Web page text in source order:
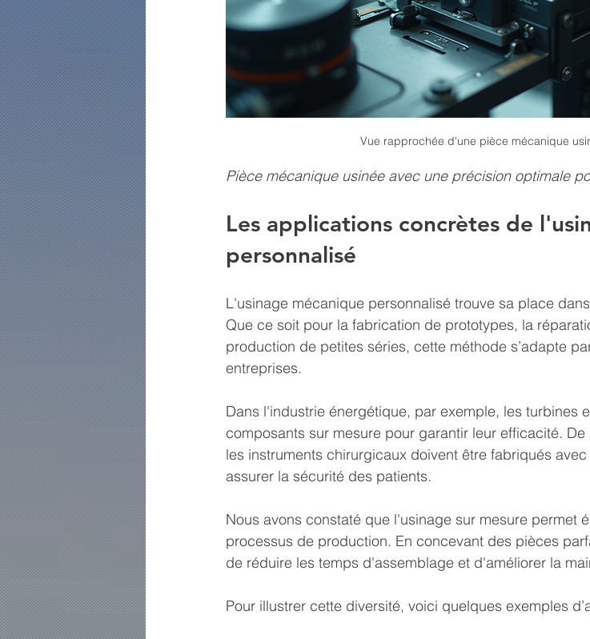
Vue rapprochée d'une pièce mécanique
Pièce mécanique usinée avec une précision optimale
Les applications concrètes de
personnalisé
L'usinage mécanique personnalisé trouve sa place
Que ce soit pour la fabrication de prototypes, la
production de petites séries, cette méthode s’adapte
entreprises.
Dans l'industrie énergétique, par exemple, les turbines
composants sur mesure pour garantir leur efficacité.
les instruments chirurgicaux doivent être fabriqués
assurer la sécurité des patients.
Nous avons constaté que l'usinage sur mesure permet
processus de production. En concevant des pièces
de réduire les temps d'assemblage et d'améliorer la
Pour illustrer cette diversité, voici quelques exemples